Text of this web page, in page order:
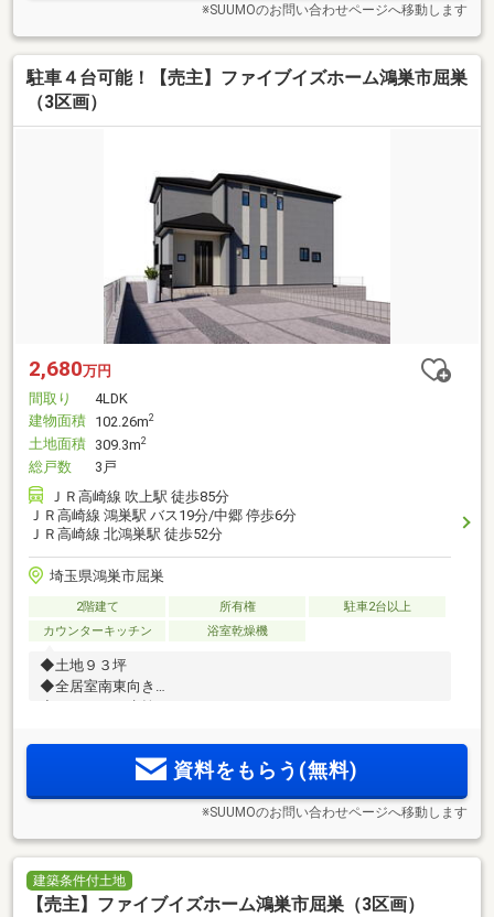
※SUUMOのお問い合わせページへ移動します
駐車４台可能！【売主】ファイブイズホーム鴻巣市屈巣
（3区画）
2,680万円
間取り
4LDK
建物面積 102.26m2
土地面積 309.3m2
総戸数
3戸
ＪＲ高崎線 吹上駅 徒歩85分
ＪＲ高崎線 鴻巣駅 バス19分/中郷 停歩6分
ＪＲ高崎線 北鴻巣駅 徒歩52分
埼玉県鴻巣市屈巣
2階建て 所有権
駐車2台以上
カウンターキッチン
浴室乾燥機
◆土地９３坪
◆全居室南東向き
資料をもらう(無料)
※SUUMOのお問い合わせページへ移動します
建築条件付土地
【売主】ファイブイズホーム鴻巣市屈巣（3区画）